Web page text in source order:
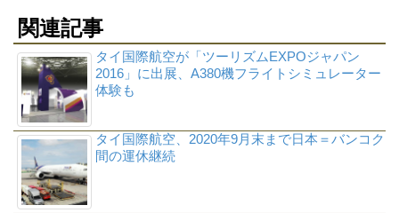
関連記事
タイ国際航空が「ツーリズムEXPOジャパン
2016」に出展、A380機フライトシミュレーター
体験も
タイ国際航空、2020年9月末まで日本＝バンコク
間の運休継続